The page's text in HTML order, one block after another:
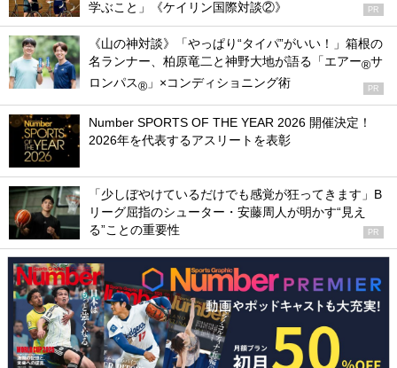
学ぶこと」《ケイリン国際対談②》
PR
《山の神対談》「やっぱり“タイパ”がいい！」箱根の
名ランナー、柏原竜二と神野大地が語る「エアー®サ
ロンパス® 」×コンディショニング術 PR
Number SPORTS OF THE YEAR 2026 開催決定！
2026年を代表するアスリートを表彰
「少しぼやけているだけでも感覚が狂ってきます」B
リーグ屈指のシューター・安藤周人が明かす“見え
る”ことの重要性
PR